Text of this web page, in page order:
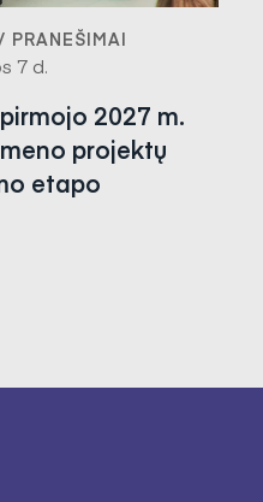
PRANEŠIMAI
7 d.
2027 m.
projektų
etapo